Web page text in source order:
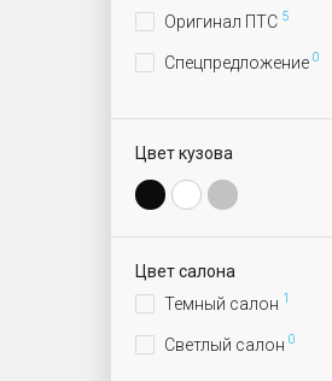
Оригинал ПТС 5
Спецпредложение 0
Цвет кузова
Цвет салона
Темный салон 1
Светлый салон 0